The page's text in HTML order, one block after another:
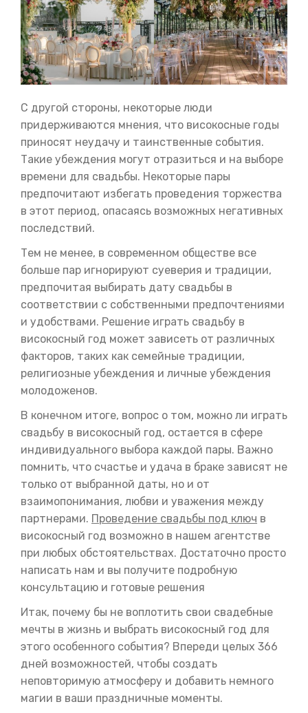
С другой стороны, некоторые люди
придерживаются мнения, что високосные годы
приносят неудачу и таинственные события.
Такие убеждения могут отразиться и на выборе
времени для свадьбы. Некоторые пары
предпочитают избегать проведения торжества
в этот период, опасаясь возможных негативных
последствий.
Тем не менее, в современном обществе все
больше пар игнорируют суеверия и традиции,
предпочитая выбирать дату свадьбы в
соответствии с собственными предпочтениями
и удобствами. Решение играть свадьбу в
високосный год может зависеть от различных
факторов, таких как семейные традиции,
религиозные убеждения и личные убеждения
молодоженов.
В конечном итоге, вопрос о том, можно ли играть
свадьбу в високосный год, остается в сфере
индивидуального выбора каждой пары. Важно
помнить, что счастье и удача в браке зависят не
только от выбранной даты, но и от
взаимопонимания, любви и уважения между
партнерами. Проведение свадьбы под ключ в
високосный год возможно в нашем агентстве
при любых обстоятельствах. Достаточно просто
написать нам и вы получите подробную
консультацию и готовые решения
Итак, почему бы не воплотить свои свадебные
мечты в жизнь и выбрать високосный год для
этого особенного события? Впереди целых 366
дней возможностей, чтобы создать
неповторимую атмосферу и добавить немного
магии в ваши праздничные моменты.